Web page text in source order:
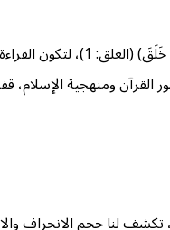
ولعمري، ما أجمل العلم! وما أعظم
بنور القرآن ومنهجية